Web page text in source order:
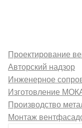
Проектирование
Авторский надзор
Инженерное
Изготовление
Производство
Монтаж